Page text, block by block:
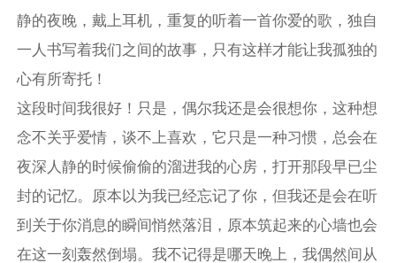
静的夜晚，戴上耳机，重复的听着一首你爱的歌，独自
一人书写着我们之间的故事，只有这样才能让我孤独的
心有所寄托！
这段时间我很好！只是，偶尔我还是会很想你，这种想
念不关乎爱情，谈不上喜欢，它只是一种习惯，总会在
夜深人静的时候偷偷的溜进我的心房，打开那段早已尘
封的记忆。原本以为我已经忘记了你，但我还是会在听
到关于你消息的瞬间悄然落泪，原本筑起来的心墙也会
在这一刻轰然倒塌。我不记得是哪天晚上，我偶然间从